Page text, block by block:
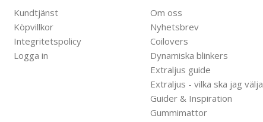
Kundtjänst
Köpvillkor
Integritetspolicy
Logga in
Om oss
Nyhetsbrev
Coilovers
Dynamiska blinkers
Extraljus guide
Extraljus - vilka ska jag välja
Guider & Inspiration
Gummimattor